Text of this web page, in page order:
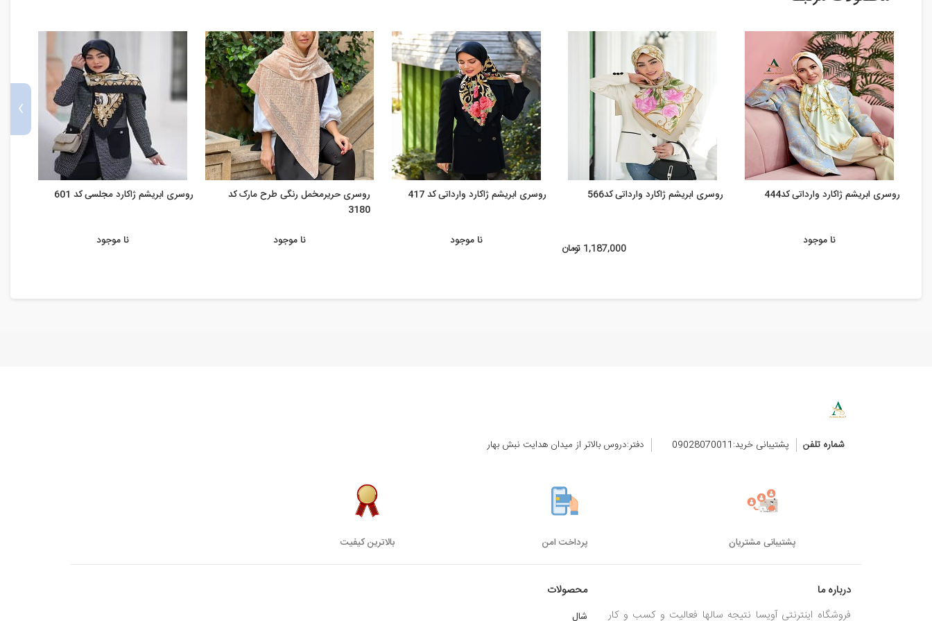
روسری ابریشم ژاکارد وارداتی کد444
نا موجود
روسری ابریشم ژاکارد وارداتی کد566
1,187,000 تومان
روسری ابریشم ژاکارد وارداتی کد 417
نا موجود
روسری حریرمخمل رنگی طرح مارک کد
3180
نا موجود
روسری ابریشم ژاکارد مجلسی کد 601
نا موجود
›
شماره تلفن پشتیبانی خرید:09028070011 دفتر:دروس بالاتر از میدان هدایت نبش بهار
پشتیبانی مشتریان پرداخت امن بالاترین کیفیت
درباره ما
فروشگاه اینترنتی آویسا نتیجه سالها فعالیت و کسب و کار
محصولات
شال